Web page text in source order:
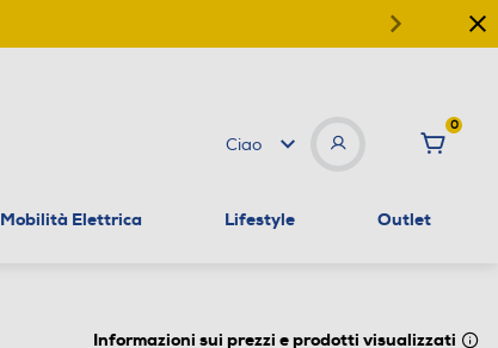
Ciao
0
Mobilità Elettrica Lifestyle Outlet
Informazioni sui prezzi e prodotti visualizzati